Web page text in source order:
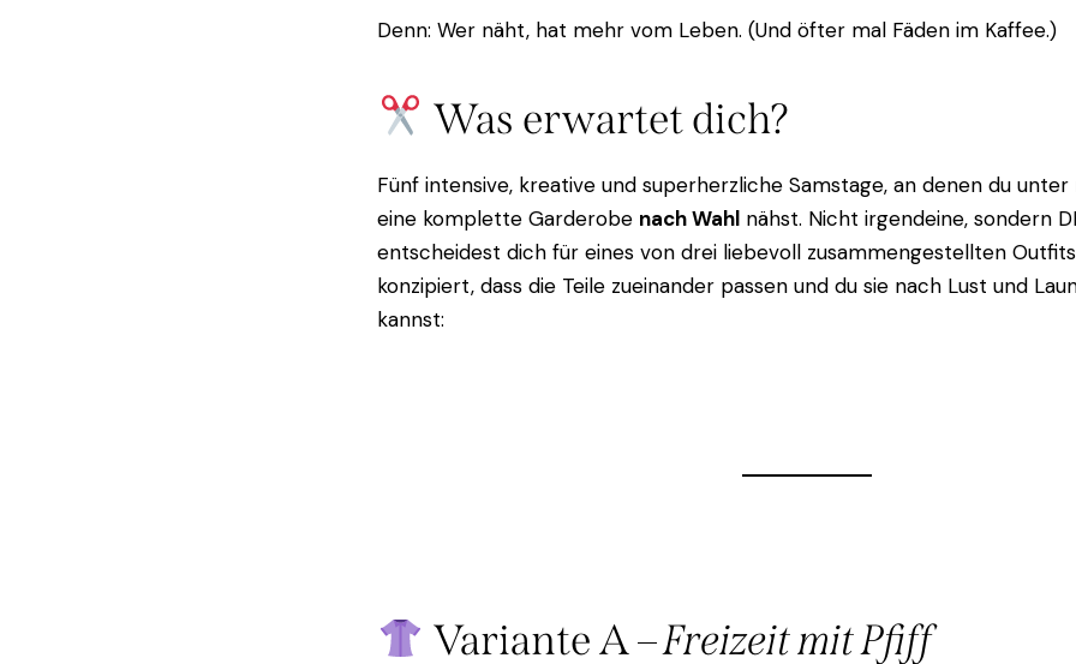
Denn: Wer näht, hat mehr vom Leben. (Und öfter mal Fäden im Kaffee.)
Was erwartet dich?
Fünf intensive, kreative und superherzliche Samstage, an denen du
eine komplette Garderobe nach Wahlnähst. Nicht irgendeine, sondern
entscheidest dich für eines von drei liebevoll zusammengestellten
konzipiert, dass die Teile zueinander passen und du sie nach Lust und
kannst:
Variante A –Freizeit mit Pfiff